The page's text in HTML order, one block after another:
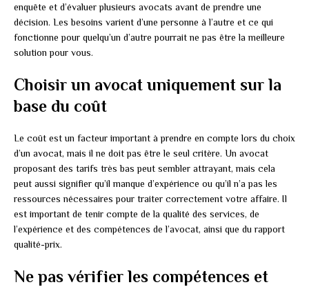
enquête et d’évaluer plusieurs avocats avant de prendre une
décision. Les besoins varient d’une personne à l’autre et ce qui
fonctionne pour quelqu’un d’autre pourrait ne pas être la meilleure
solution pour vous.
Choisir un avocat uniquement sur la
base du coût
Le coût est un facteur important à prendre en compte lors du choix
d’un avocat, mais il ne doit pas être le seul critère. Un avocat
proposant des tarifs très bas peut sembler attrayant, mais cela
peut aussi signifier qu’il manque d’expérience ou qu’il n’a pas les
ressources nécessaires pour traiter correctement votre affaire. Il
est important de tenir compte de la qualité des services, de
l’expérience et des compétences de l’avocat, ainsi que du rapport
qualité-prix.
Ne pas vérifier les compétences et